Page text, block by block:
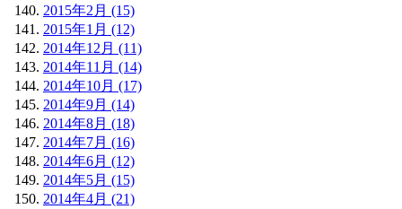
2015年2月 (15)
2015年1月 (12)
2014年12月 (11)
2014年11月 (14)
2014年10月 (17)
2014年9月 (14)
2014年8月 (18)
2014年7月 (16)
2014年6月 (12)
2014年5月 (15)
2014年4月 (21)